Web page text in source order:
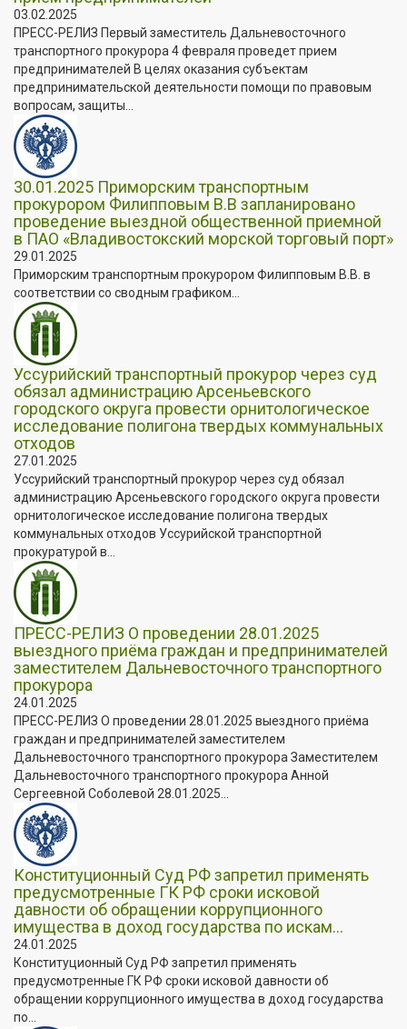
03.02.2025
ПРЕСС-РЕЛИЗ Первый заместитель Дальневосточного
транспортного прокурора 4 февраля проведет прием
предпринимателей В целях оказания субъектам
предпринимательской деятельности помощи по правовым
вопросам, защиты...
30.01.2025 Приморским транспортным
прокурором Филипповым В.В запланировано
проведение выездной общественной приемной
в ПАО «Владивостокский морской торговый порт»
29.01.2025
Приморским транспортным прокурором Филипповым В.В. в
соответствии со сводным графиком...
Уссурийский транспортный прокурор через суд
обязал администрацию Арсеньевского
городского округа провести орнитологическое
исследование полигона твердых коммунальных
отходов
27.01.2025
Уссурийский транспортный прокурор через суд обязал
администрацию Арсеньевского городского округа провести
орнитологическое исследование полигона твердых
коммунальных отходов Уссурийской транспортной
прокуратурой в...
ПРЕСС-РЕЛИЗ О проведении 28.01.2025
выездного приёма граждан и предпринимателей
заместителем Дальневосточного транспортного
прокурора
24.01.2025
ПРЕСС-РЕЛИЗ О проведении 28.01.2025 выездного приёма
граждан и предпринимателей заместителем
Дальневосточного транспортного прокурора Заместителем
Дальневосточного транспортного прокурора Анной
Сергеевной Соболевой 28.01.2025...
Конституционный Суд РФ запретил применять
предусмотренные ГК РФ сроки исковой
давности об обращении коррупционного
имущества в доход государства по искам...
24.01.2025
Конституционный Суд РФ запретил применять
предусмотренные ГК РФ сроки исковой давности об
обращении коррупционного имущества в доход государства
по...